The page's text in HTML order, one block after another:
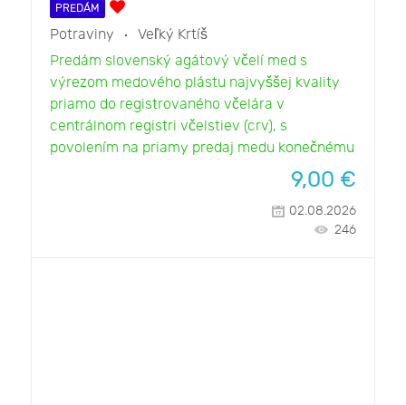
PREDÁM
Potraviny
Veľký Krtíš
Predám slovenský agátový včelí med s
výrezom medového plástu najvyššej kvality
priamo do registrovaného včelára v
centrálnom registri včelstiev (crv), s
povolením na priamy predaj medu konečnému
9,00 €
02.08.2026
246